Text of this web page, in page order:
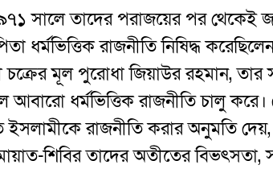
সালে তাদের পরাজয়ের পর থেকেই
ধর্মভিত্তিক রাজনীতি নিষিদ্ধ
চক্রের মূল পুরোধা জিয়াউর রহমান, তার
আবারো ধর্মভিত্তিক রাজনীতি চালু
রাজনীতি করার অনুমতি
শিবির তাদের অতীতের বিভৎসতা,